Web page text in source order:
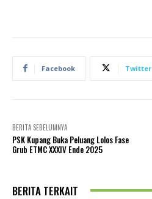
Facebook Twitter
BERITA SEBELUMNYA
PSK Kupang Buka Peluang Lolos Fase
Grub ETMC XXXIV Ende 2025
BERITA TERKAIT